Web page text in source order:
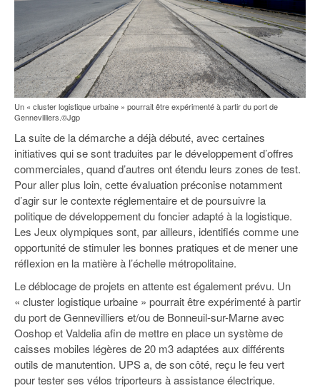
Un « cluster logistique urbaine » pourrait être expérimenté à partir du port de
Gennevilliers.©Jgp
La suite de la démarche a déjà débuté, avec certaines
initiatives qui se sont traduites par le développement d’offres
commerciales, quand d’autres ont étendu leurs zones de test.
Pour aller plus loin, cette évaluation préconise notamment
d’agir sur le contexte réglementaire et de poursuivre la
politique de développement du foncier adapté à la logistique.
Les Jeux olympiques sont, par ailleurs, identifiés comme une
opportunité de stimuler les bonnes pratiques et de mener une
réflexion en la matière à l’échelle métropolitaine.
Le déblocage de projets en attente est également prévu. Un
« cluster logistique urbaine » pourrait être expérimenté à partir
du port de Gennevilliers et/ou de Bonneuil-sur-Marne avec
Ooshop et Valdelia afin de mettre en place un système de
caisses mobiles légères de 20 m3 adaptées aux différents
outils de manutention. UPS a, de son côté, reçu le feu vert
pour tester ses vélos triporteurs à assistance électrique.